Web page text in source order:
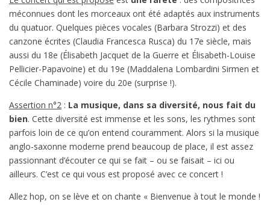
méconnues dont les morceaux ont été adaptés aux instruments
du quatuor. Quelques pièces vocales (Barbara Strozzi) et des
canzone écrites (Claudia Francesca Rusca) du 17e siècle, mais
aussi du 18e (Élisabeth Jacquet de la Guerre et Élisabeth-Louise
Pellicier-Papavoine) et du 19e (Maddalena Lombardini Sirmen et
Cécile Chaminade) voire du 20e (surprise !).
Assertion n°2 : La musique, dans sa diversité, nous fait du
bien. Cette diversité est immense et les sons, les rythmes sont
parfois loin de ce qu’on entend couramment. Alors si la musique
anglo-saxonne moderne prend beaucoup de place, il est assez
passionnant d’écouter ce qui se fait – ou se faisait – ici ou
ailleurs. C’est ce qui vous est proposé avec ce concert !
Allez hop, on se lève et on chante « Bienvenue à tout le monde !